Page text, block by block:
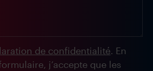
de confidentialité. En
j’accepte que les